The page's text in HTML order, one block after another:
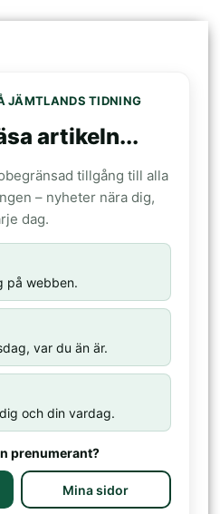
JÄMTLANDS TIDNING
artikeln...
tillgång till alla
– nyheter nära dig,
dag.
på webben.
var du än är.
och din vardag.
prenumerant?
Mina sidor